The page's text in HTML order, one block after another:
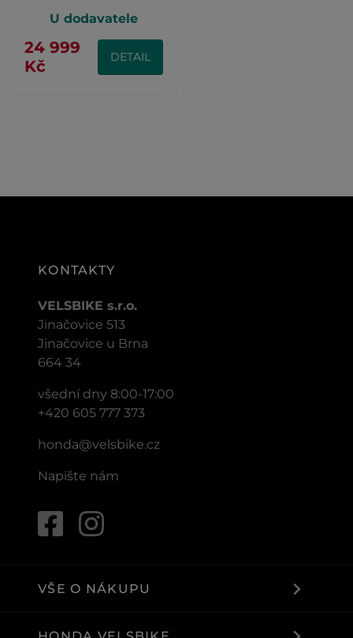
U dodavatele
24 999
Kč
DETAIL
KONTAKTY
VELSBIKE s.r.o.
Jinačovice 513
Jinačovice u Brna
664 34
všední dny 8:00-17:00
+420 605 777 373
honda@velsbike.cz
Napište nám
VŠE O NÁKUPU